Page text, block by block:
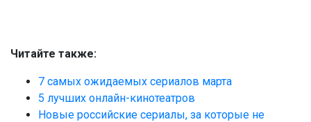
Читайте также:
7 самых ожидаемых сериалов марта
5 лучших онлайн-кинотеатров
Новые российские сериалы, за которые не